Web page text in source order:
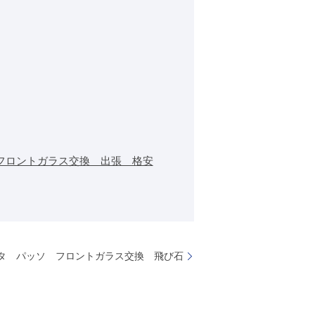
ロントガラス交換 出張 格安
パッソ フロントガラス交換 飛び石